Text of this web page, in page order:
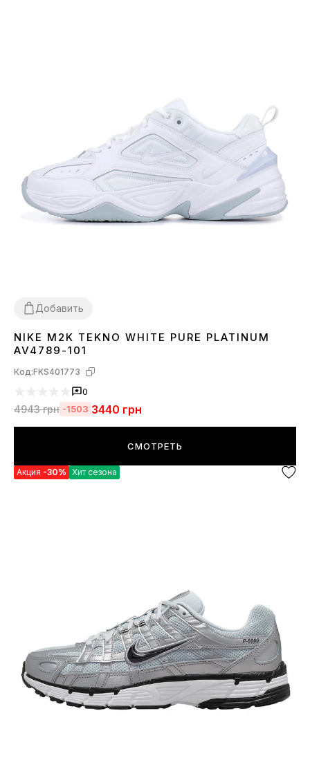
Добавить
3637 38 3940 41 434445
NIKE M2K TEKNO WHITE PURE PLATINUM
AV4789-101
Код:FKS401773
0
4943грн -1503 3440 грн
СМОТРЕТЬ
Акция -30% Хит сезона